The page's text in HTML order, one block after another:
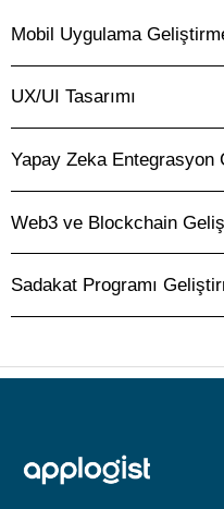
9
Mobil Uygulama
UX/UI Tasarımı
Yapay Zeka Entegrasyon
Web3 ve Blockchain
Sadakat Programı